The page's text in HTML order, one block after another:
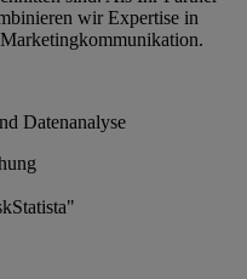
wir Expertise in
Datenanalyse